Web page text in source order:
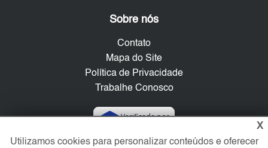
Sobre nós
Contato
Mapa do Site
Política de Privacidade
Trabalhe Conosco
Verificada por
X
Utilizamos cookies para personalizar conteúdos e oferecer